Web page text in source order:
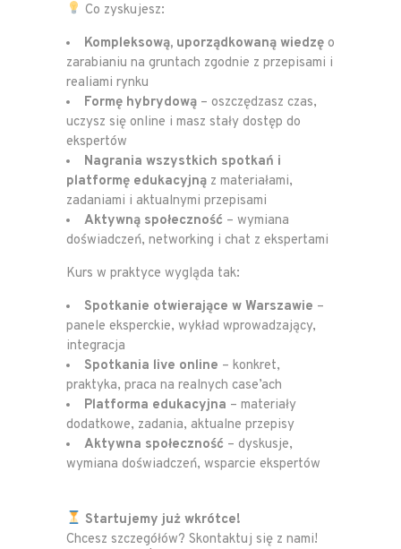
Co zyskujesz:
Kompleksową, uporządkowaną wiedzę o
zarabianiu na gruntach zgodnie z przepisami i
realiami rynku
Formę hybrydową – oszczędzasz czas,
uczysz się online i masz stały dostęp do
ekspertów
Nagrania wszystkich spotkań i
platformę edukacyjną z materiałami,
zadaniami i aktualnymi przepisami
Aktywną społeczność – wymiana
doświadczeń, networking i chat z ekspertami
Kurs w praktyce wygląda tak:
Spotkanie otwierające w Warszawie –
panele eksperckie, wykład wprowadzający,
integracja
Spotkania live online – konkret,
praktyka, praca na realnych case’ach
Platforma edukacyjna – materiały
dodatkowe, zadania, aktualne przepisy
Aktywna społeczność – dyskusje,
wymiana doświadczeń, wsparcie ekspertów
Startujemy już wkrótce!
Chcesz szczegółów? Skontaktuj się z nami!